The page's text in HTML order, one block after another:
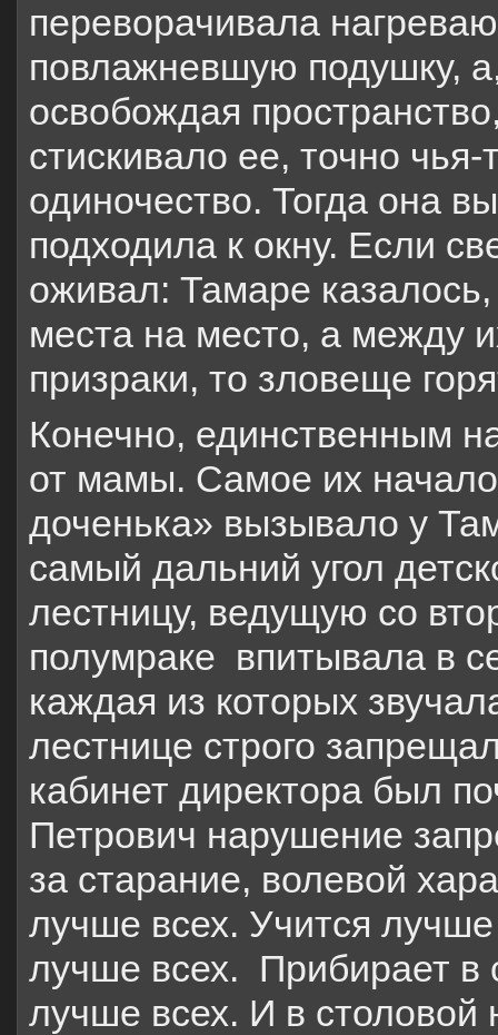
переворачивала
повлажневшую подушку,
освобождая
стискивало ее, точно
одиночество. Тогда она
подходила к окну. Если
оживал: Тамаре
места на место, а между
призраки, то зловеще
Конечно, единственным
от мамы. Самое их
доченька» вызывало у
самый дальний угол
лестницу, ведущую со
полумраке впитывала в
каждая из которых
лестнице строго
кабинет директора был
Петрович нарушение
за старание, волевой
лучше всех. Учится
лучше всех. Прибирает в
лучше всех. И в столовой